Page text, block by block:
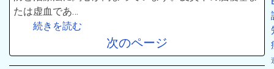
たは虚血であ…
続きを読む
次のページ